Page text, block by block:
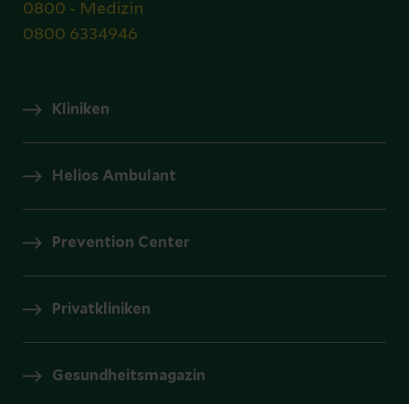
0800 - Medizin
0800 6334946
Kliniken
Helios Ambulant
Prevention Center
Privatkliniken
Gesundheitsmagazin